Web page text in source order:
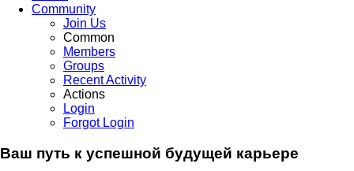
Community
Join Us
Common
Members
Groups
Recent Activity
Actions
Login
Forgot Login
Ваш путь к успешной будущей карьере